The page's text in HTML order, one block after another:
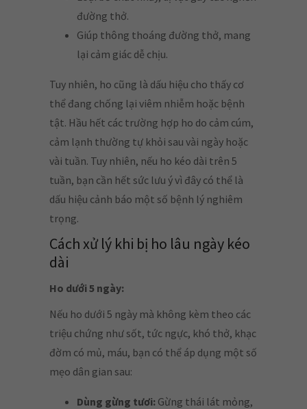
đường thở.
Giúp thông thoáng đường thở, mang
lại cảm giác dễ chịu.
Tuy nhiên, ho cũng là dấu hiệu cho thấy cơ
thể đang chống lại viêm nhiễm hoặc bệnh
tật. Hầu hết các trường hợp ho do cảm cúm,
cảm lạnh thường tự khỏi sau vài ngày hoặc
vài tuần. Tuy nhiên, nếu ho kéo dài trên 5
tuần, bạn cần hết sức lưu ý vì đây có thể là
dấu hiệu cảnh báo một số bệnh lý nghiêm
trọng.
Cách xử lý khi bị ho lâu ngày kéo
dài
Ho dưới 5 ngày:
Nếu ho dưới 5 ngày mà không kèm theo các
triệu chứng như sốt, tức ngực, khó thở, khạc
đờm có mủ, máu, bạn có thể áp dụng một số
mẹo dân gian sau:
Dùng gừng tươi: Gừng thái lát mỏng,